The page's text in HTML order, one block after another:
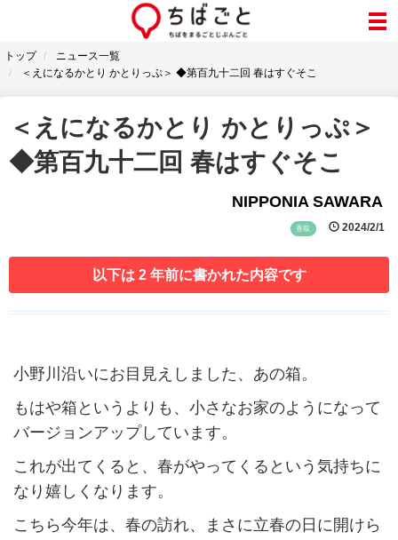
トップ
ニュース一覧
＜えになるかとり かとりっぷ＞ ◆第百九十二回 春はすぐそこ
＜えになるかとり かとりっぷ＞
◆第百九十二回 春はすぐそこ
NIPPONIA SAWARA
香取 2024/2/1
以下は 2 年前に書かれた内容です
小野川沿いにお目見えしました、あの箱。
もはや箱というよりも、小さなお家のようになって
バージョンアップしています。
これが出てくると、春がやってくるという気持ちに
なり嬉しくなります。
こちら今年は、春の訪れ、まさに立春の日に開けら